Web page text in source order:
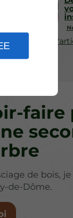
Plus
faire
de bois,
de-Dôme.